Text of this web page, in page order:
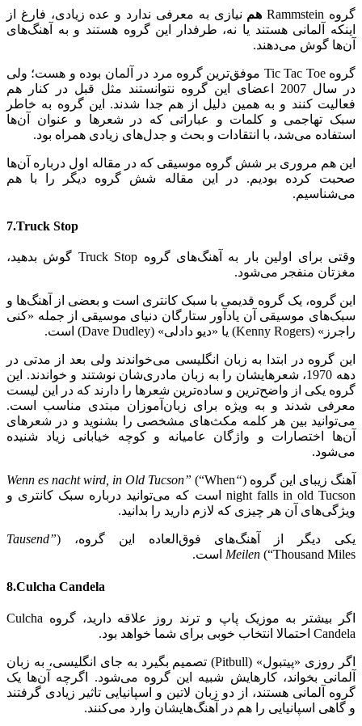
گروه Rammstein هم نیازی به معرفی ندارد و عده زیادی، فارغ از
اینکه آلمانی هستند یا نه، طرفدار این گروه هستند و به آهنگ‌های
آن‌ها گوش می‌دهند.
گروه Tic Tac Toe موفق‌ترین گروه مرد در آلمان بوده و هست؛ ولی
در سال 2007 اعضای این گروه نتوانستند مثل قبل در کنار هم
فعالیت کنند و به همین دلیل از هم جدا شدند. این گروه به خاطر
سبک تهاجمی و کلمات و عباراتی که در شعرها و عنوان آن‌ها
استفاده می‌شد، با انتقادات و بحث و جدل‌های زیادی همراه بود.
این هم مروری بر شش گروه موسیقی که در مقاله اول درباره آن‌ها
صحبت کرده بودیم. در این مقاله شش گروه دیگر را با هم
می‌شناسیم.
7.Truck Stop
وقتی برای اولین بار به آهنگ‌های گروه Truck Stop گوش بدهید،
مغزتان منفجر می‌شود.
این گروه، یک گروه قدیمی با سبک کانتری است و بعضی از آهنگ‌ها و
سبک‌های موسیقی آن یادآور ستارگان دنیای موسیقی از جمله «کنی
راجرز» (Kenny Rogers) یا «دیو دادلی» (Dave Dudley) است.
این گروه در ابتدا به زبان انگلیسی می‌خواندند ولی بعد از مدتی در
دهه 1970، شعرهایشان را به زبان مادری‌شان نوشتند و خواندند. این
گروه یکی از واضح‌ترین و ساده‌ترین شعرها را دارند که در این لیست
معرفی شدند و به ویژه برای زبان‌آموزان مبتدی مناسب است.
می‌توانید بین هر کلمه مکث‌های مشخصی را بشنوید و در شعرهای
آن‌ها اختصارات و واژگان عامیانه و کوچه خیابانی زیاد شنیده
می‌شود.
آهنگ زیبای این گروه (“Wenn es nacht wird, in Old Tucson”
(“When
night falls in old Tucson است که می‌توانید درباره سبک کانتری و
ویژگی‌های آن هر چیزی که لازم دارید را بدانید.
یکی دیگر از آهنگ‌های فوق‌العاده این گروه، (”
Tausend
Meilen (“Thousand Miles است.
8.Culcha Candela
اگر بیشتر به موزیک پاپ و ترند روز علاقه دارید، گروه Culcha
Candela احتمالا انتخاب خوبی برای شما خواهد بود.
اگر روزی «پیتبول» (Pitbull) تصمیم بگیرد به جای انگلیسی، به زبان
آلمانی بخواند، کارهایش شبیه این گروه می‌شود. اگرچه آن‌ها یک
گروه آلمانی هستند، از دو زبان لاتین و اسپانیایی تاثیر زیادی گرفتند
و گاهی اسپانیایی را هم در آهنگ‌هایشان وارد می‌کنند.